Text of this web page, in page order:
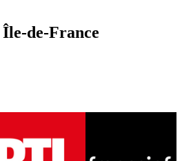
de-France